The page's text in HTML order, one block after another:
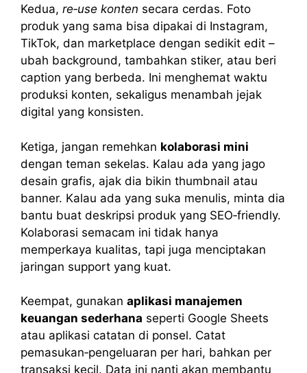
Kedua, re‑use konten secara cerdas. Foto
produk yang sama bisa dipakai di Instagram,
TikTok, dan marketplace dengan sedikit edit –
ubah background, tambahkan stiker, atau beri
caption yang berbeda. Ini menghemat waktu
produksi konten, sekaligus menambah jejak
digital yang konsisten.
Ketiga, jangan remehkan kolaborasi mini
dengan teman sekelas. Kalau ada yang jago
desain grafis, ajak dia bikin thumbnail atau
banner. Kalau ada yang suka menulis, minta dia
bantu buat deskripsi produk yang SEO‑friendly.
Kolaborasi semacam ini tidak hanya
memperkaya kualitas, tapi juga menciptakan
jaringan support yang kuat.
Keempat, gunakan aplikasi manajemen
keuangan sederhana seperti Google Sheets
atau aplikasi catatan di ponsel. Catat
pemasukan‑pengeluaran per hari, bahkan per
transaksi kecil. Data ini nanti akan membantu